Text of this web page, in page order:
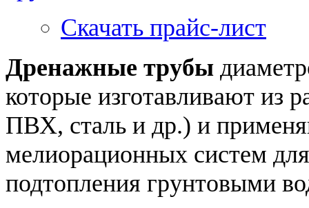
Скачать прайс-лист
Дренажные трубы
которые изготавливают из
ПВХ, сталь и др.) и
мелиорационных систем
подтопления грунтовыми